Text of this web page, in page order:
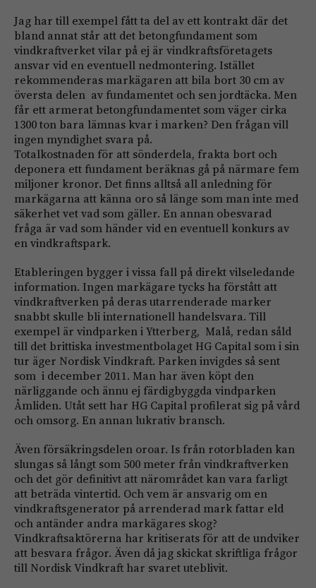
Jag har till exempel fått ta del av ett kontrakt där det
bland annat står att det betongfundament som
vindkraftverket vilar på ej är vindkraftsföretagets
ansvar vid en eventuell nedmontering. Istället
rekommenderas markägaren att bila bort 30 cm av
översta delen av fundamentet och sen jordtäcka. Men
får ett armerat betongfundamentet som väger cirka
1300 ton bara lämnas kvar i marken? Den frågan vill
ingen myndighet svara på.
Totalkostnaden för att sönderdela, frakta bort och
deponera ett fundament beräknas gå på närmare fem
miljoner kronor. Det finns alltså all anledning för
markägarna att känna oro så länge som man inte med
säkerhet vet vad som gäller. En annan obesvarad
fråga är vad som händer vid en eventuell konkurs av
en vindkraftspark.
Etableringen bygger i vissa fall på direkt vilseledande
information. Ingen markägare tycks ha förstått att
vindkraftverken på deras utarrenderade marker
snabbt skulle bli internationell handelsvara. Till
exempel är vindparken i Ytterberg, Malå, redan såld
till det brittiska investmentbolaget HG Capital som i sin
tur äger Nordisk Vindkraft. Parken invigdes så sent
som i december 2011. Man har även köpt den
närliggande och ännu ej färdigbyggda vindparken
Åmliden. Utåt sett har HG Capital profilerat sig på vård
och omsorg. En annan lukrativ bransch.
Även försäkringsdelen oroar. Is från rotorbladen kan
slungas så långt som 500 meter från vindkraftverken
och det gör definitivt att närområdet kan vara farligt
att beträda vintertid. Och vem är ansvarig om en
vindkraftsgenerator på arrenderad mark fattar eld
och antänder andra markägares skog?
Vindkraftsaktörerna har kritiserats för att de undviker
att besvara frågor. Även då jag skickat skriftliga frågor
till Nordisk Vindkraft har svaret uteblivit.